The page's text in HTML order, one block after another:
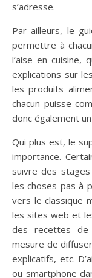
s’adresse.
Par ailleurs, le
permettre à
l’aise en cuisine,
explications sur
les produits
chacun puisse
donc également
Qui plus est, le
importance.
suivre des
les choses pas à
vers le classique
les sites web et
des recettes de
mesure de
explicatifs, etc.
ou smartphone